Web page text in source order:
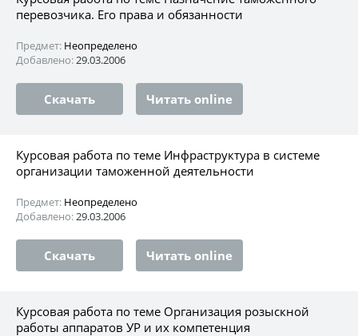
перевозчика. Его права и обязанности
Предмет: Неопределено
Добавлено:29.03.2006
Скачать Читать online
Курсовая работа по теме Инфраструктура в системе
организации таможенной деятельности
Предмет: Неопределено
Добавлено:29.03.2006
Скачать Читать online
Курсовая работа по теме Организация розыскной
работы аппаратов УР и их компетенция